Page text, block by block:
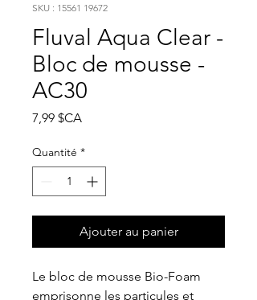
SKU : 15561 19672
Fluval Aqua Clear -
Bloc de mousse -
AC30
7,99 $CAPrix
Quantité *
Ajouter au panier
Le bloc de mousse Bio-Foam
emprisonne les particules et